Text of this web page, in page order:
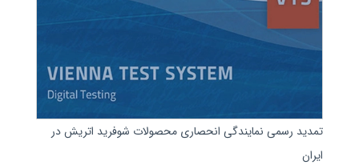
تمدید رسمی نمایندگی انحصاری محصولات شوفرید اتریش در
ایران